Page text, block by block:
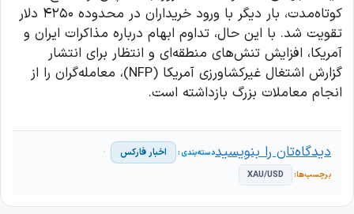
کوتاه‌مدت، بار دیگر با ورود خریداران در محدوده ۴۲۵۰ دلار
تقویت شد. با این حال، تداوم ابهام درباره مذاکرات ایران و
آمریکا، افزایش تنش‌های منطقه‌ای و انتظار برای انتشار
گزارش اشتغال غیرکشاورزی آمریکا (NFP)، معامله‌گران را از
انجام معاملات بزرگ بازداشته است.
اخبار فارکس
XAU/USD
دیدگاه‌تان را بنویسید